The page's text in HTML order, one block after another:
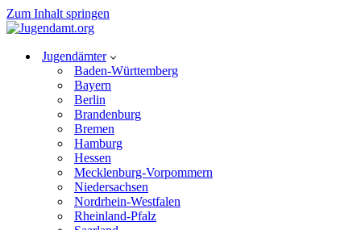
Zum Inhalt springen
Jugendämter
Baden-Württemberg
Bayern
Berlin
Brandenburg
Bremen
Hamburg
Hessen
Mecklenburg-Vorpommern
Niedersachsen
Nordrhein-Westfalen
Rheinland-Pfalz